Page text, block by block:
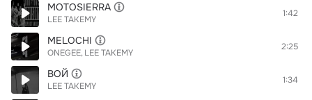
MOTOSIERRA
LEE TAKEMY
1:42
MELOCHI
ONEGEE LEE TAKEMY
2:25
ВОЙ
LEE TAKEMY
1:34